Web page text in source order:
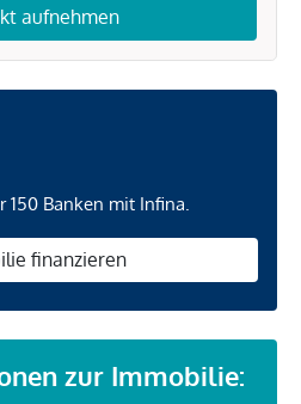
aufnehmen
Banken mit Infina.
finanzieren
zur Immobilie: